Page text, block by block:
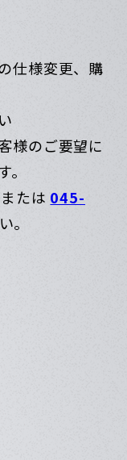
仕様変更、購
様のご要望に
たは 045-
。